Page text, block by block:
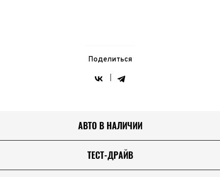
Поделиться
АВТО В НАЛИЧИИ
ТЕСТ-ДРАЙВ